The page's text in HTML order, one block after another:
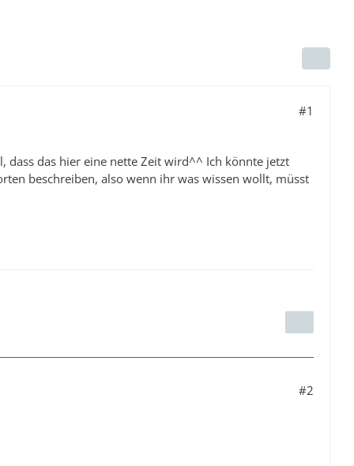
#1
dass das hier eine nette Zeit wird^^ Ich könnte jetzt
beschreiben, also wenn ihr was wissen wollt, müsst
#2